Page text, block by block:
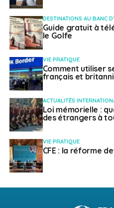
DESTINATIONS AU BANC
Guide gratuit à
le Golfe
VIE PRATIQUE
Comment utiliser
français et
ACTUALITÉS
Loi mémorielle :
des étrangers à
VIE PRATIQUE
CFE : la réforme